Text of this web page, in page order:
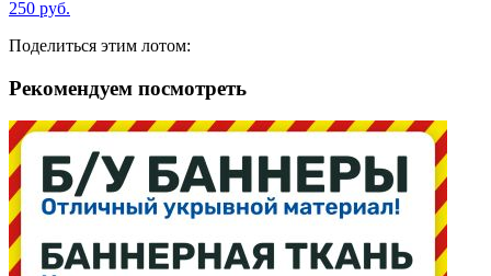
250 руб.
Поделиться этим лотом:
Рекомендуем посмотреть